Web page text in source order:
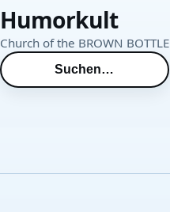
Humorkult
Church of the BROWN BOTTLE
Suchen…